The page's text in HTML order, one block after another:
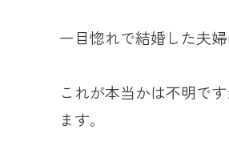
一目惚れで結婚した夫
これが本当かは不明で
ます。